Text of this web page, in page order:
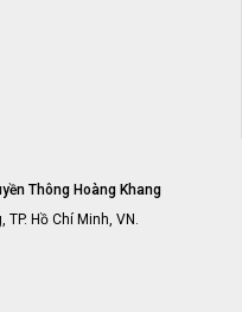
Thông Hoàng Khang
Hồ Chí Minh, VN.